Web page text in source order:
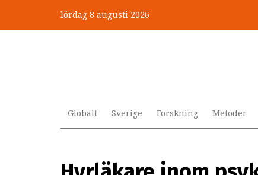
huvudinnehåll
lördag 8 augusti 2026
Globalt Sverige Forskning Metoder